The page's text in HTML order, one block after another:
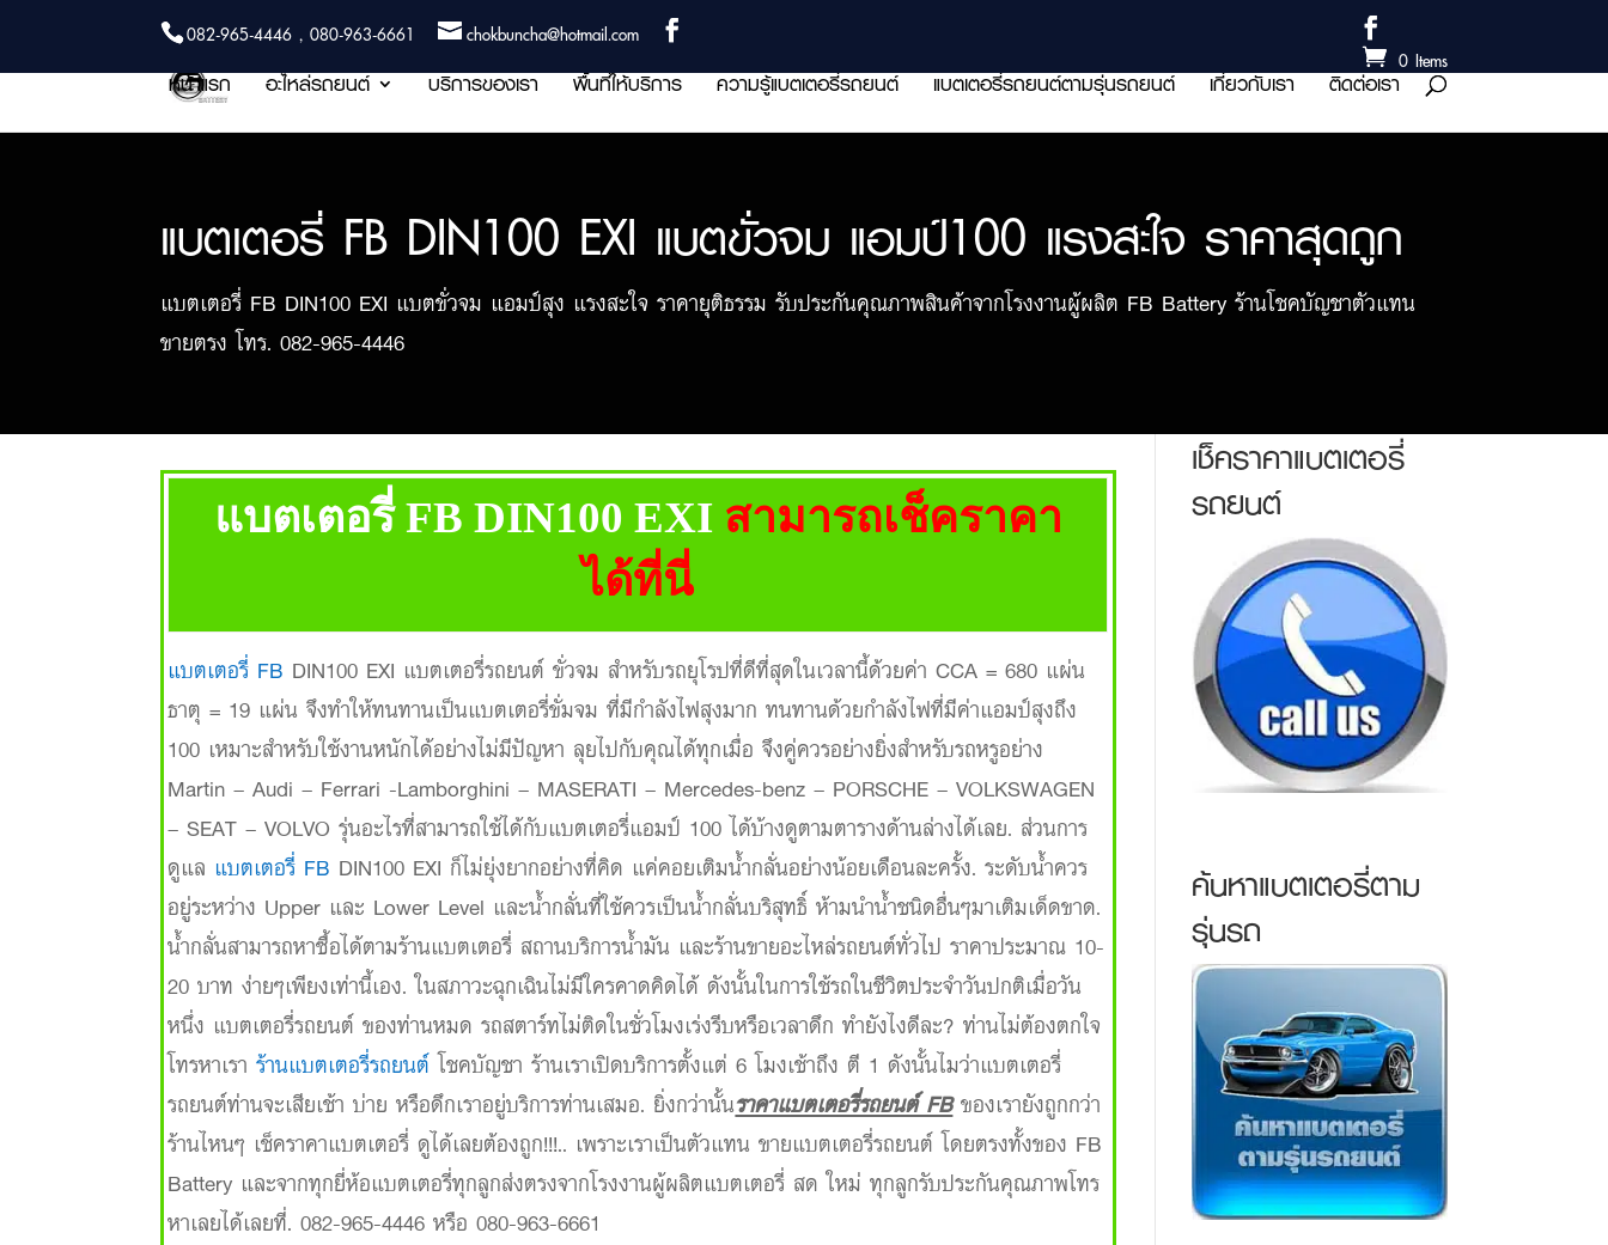
082-965-4446 , 080-963-6661
chokbuncha@hotmail.com
0 Items
หน้าแรก อะไหล่รถยนต์ บริการของเรา พื้นที่ให้บริการ ความรู้แบตเตอรี่รถยนต์ แบตเตอรี่รถยนต์ตามรุ่นรถยนต์ เกี่ยวกับเรา ติดต่อเรา
แบตเตอรี่ FB DIN100 EXI แบตขั่วจม แอมป์100 แรงสะใจ ราคาสุดถูก
แบตเตอรี่ FB DIN100 EXI แบตขั่วจม แอมป์สุง แรงสะใจ ราคายุติธรรม รับประกันคุณภาพสินค้าจากโรงงานผู้ผลิต FB Battery ร้านโชคบัญชาตัวแทน
ขายตรง โทร. 082-965-4446
แบตเตอรี่ FB DIN100 EXI สามารถเช็คราคา
ได้ที่นี่
แบตเตอรี่ FB DIN100 EXI แบตเตอรี่รถยนต์ ขั่วจม สำหรับรถยุโรปที่ดีที่สุดในเวลานี้ด้วยค่า CCA = 680 แผ่น
ธาตุ = 19 แผ่น จึงทำให้ทนทานเป็นแบตเตอรี่ขั่มจม ที่มีกำลังไฟสุงมาก ทนทานด้วยกำลังไฟที่มีค่าแอมป์สุงถึง
100 เหมาะสำหรับใช้งานหนักได้อย่างไม่มีปัญหา ลุยไปกับคุณได้ทุกเมื่อ จึงคู่ควรอย่างยิ่งสำหรับรถหรูอย่าง
Martin – Audi – Ferrari -Lamborghini – MASERATI – Mercedes-benz – PORSCHE – VOLKSWAGEN
– SEAT – VOLVO รุ่นอะไรที่สามารถใช้ได้กับแบตเตอรี่แอมป์ 100 ได้บ้างดูตามตารางด้านล่างได้เลย. ส่วนการ
ดูแล แบตเตอรี่ FB DIN100 EXI ก็ไม่ยุ่งยากอย่างที่คิด แค่คอยเติมน้ำกลั่นอย่างน้อยเดือนละครั้ง. ระดับน้ำควร
อยู่ระหว่าง Upper และ Lower Level และน้ำกลั่นที่ใช้ควรเป็นน้ำกลั่นบริสุทธิ์ ห้ามนำน้ำชนิดอื่นๆมาเติมเด็ดขาด.
น้ำกลั่นสามารถหาซื้อได้ตามร้านแบตเตอรี่ สถานบริการน้ำมัน และร้านขายอะไหล่รถยนต์ทั่วไป ราคาประมาณ 10-
20 บาท ง่ายๆเพียงเท่านี้เอง. ในสภาวะฉุกเฉินไม่มีใครคาดคิดได้ ดังนั้นในการใช้รถในชีวิตประจำวันปกติเมื่อวัน
หนึ่ง แบตเตอรี่รถยนต์ ของท่านหมด รถสตาร์ทไม่ติดในชั่วโมงเร่งรีบหรือเวลาดึก ทำยังไงดีละ? ท่านไม่ต้องตกใจ
โทรหาเราร้านแบตเตอรี่รถยนต์โชคบัญชา ร้านเราเปิดบริการตั้งแต่ 6 โมงเช้าถึง ตี 1 ดังนั้นไมว่าแบตเตอรี่
รถยนต์ท่านจะเสียเช้า บ่าย หรือดึกเราอยู่บริการท่านเสมอ. ยิ่งกว่านั้นราคาแบตเตอรี่รถยนต์ FBของเรายังถูกกว่า
ร้านไหนๆ เช็คราคาแบตเตอรี่ ดูได้เลยต้องถูก!!!.. เพราะเราเป็นตัวแทน ขายแบตเตอรี่รถยนต์ โดยตรงทั้งของ FB
Battery และจากทุกยี่ห้อแบตเตอรี่ทุกลูกส่งตรงจากโรงงานผู้ผลิตแบตเตอรี่ สด ใหม่ ทุกลูกรับประกันคุณภาพโทร
หาเลยได้เลยที่. 082-965-4446 หรือ 080-963-6661
เช็คราคาแบตเตอรี่
รถยนต์
ค้นหาแบตเตอรี่ตาม
รุ่นรถ